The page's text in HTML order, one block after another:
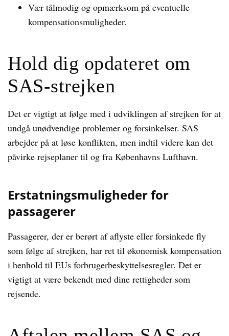
Vær tålmodig og opmærksom på eventuelle
kompensationsmuligheder.
Hold dig opdateret om
SAS-strejken
Det er vigtigt at følge med i udviklingen af strejken for at
undgå unødvendige problemer og forsinkelser. SAS
arbejder på at løse konflikten, men indtil videre kan det
påvirke rejseplaner til og fra Københavns Lufthavn.
Erstatningsmuligheder for
passagerer
Passagerer, der er berørt af aflyste eller forsinkede fly
som følge af strejken, har ret til økonomisk kompensation
i henhold til EUs forbrugerbeskyttelsesregler. Det er
vigtigt at være bekendt med dine rettigheder som
rejsende.